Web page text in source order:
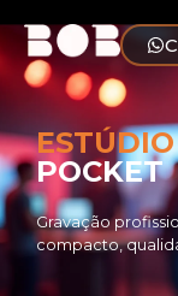
ESTÚDIO
POCKET
Gravação
compacto,